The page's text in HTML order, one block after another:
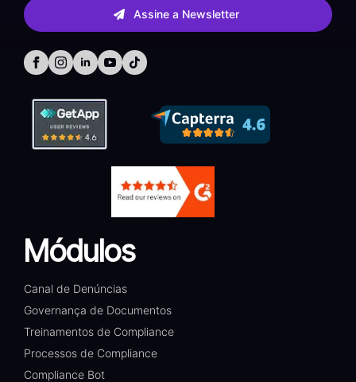
Assine a Newsletter
Módulos
Canal de Denúncias
Governança de Documentos
Treinamentos de Compliance
Processos de Compliance
Compliance Bot